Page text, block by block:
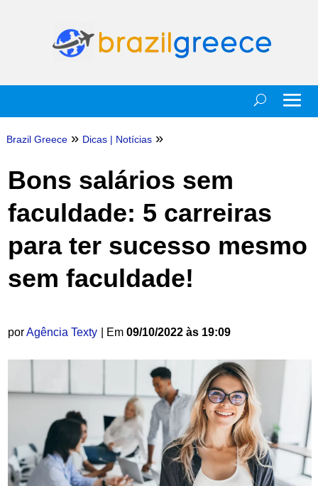
Brazil Greece » Dicas| Notícias »
Bons salários sem
faculdade: 5 carreiras
para ter sucesso mesmo
sem faculdade!
porAgência Texty | Em 09/10/2022 às 19:09